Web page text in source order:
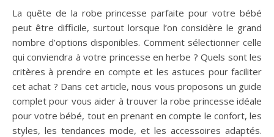
La quête de la robe princesse parfaite pour votre bébé
peut être difficile, surtout lorsque l’on considère le grand
nombre d’options disponibles. Comment sélectionner celle
qui conviendra à votre princesse en herbe ? Quels sont les
critères à prendre en compte et les astuces pour faciliter
cet achat ? Dans cet article, nous vous proposons un guide
complet pour vous aider à trouver la robe princesse idéale
pour votre bébé, tout en prenant en compte le confort, les
styles, les tendances mode, et les accessoires adaptés.